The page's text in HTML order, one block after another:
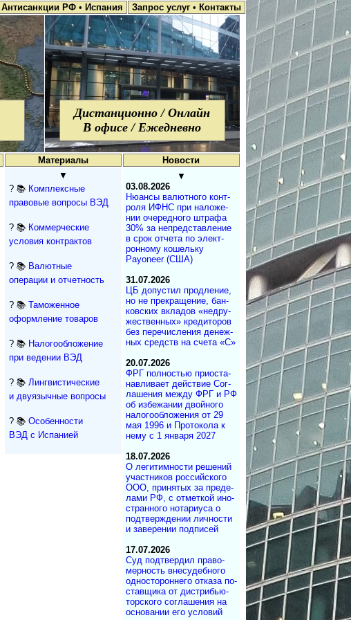
Антисанкции РФ • Испания Запрос услуг • Контакты
Дистанционно / Онлайн
В офисе / Ежедневно
Материалы Новости
▼
? 📚 Комплексные
правовые вопросы ВЭД
? 📚 Коммерческие
условия контрактов
? 📚 Валютные
операции и отчетность
? 📚 Таможенное
оформление товаров
? 📚 Налогообложение
при ведении ВЭД
? 📚 Лингвистические
и двуязычные вопросы
? 📚 Особенности
ВЭД с Испанией
▼
03.08.2026
Нюансы валют­но­го кон­т­
ро­ля ИФНС при на­ло­же­
нии оче­ре­д­но­го штра­фа
30% за не­пред­с­та­в­ле­ние
в срок от­че­та по эле­к­т­
рон­но­му ко­ше­ль­ку
Payoneer (США)
31.07.2026
ЦБ допустил продле­ние,
но не пре­кра­ще­ние, бан­
ков­ских вкла­дов «не­дру­
же­ст­вен­ных» кре­ди­то­ров
без пе­ре­чис­ле­ния де­не­ж­
ных средств на сче­та «С»
20.07.2026
ФРГ полностью при­ос­та­
на­в­ли­ва­ет дей­ст­вие Со­г­
ла­ше­ния меж­ду ФРГ и РФ
об из­бе­жа­нии двой­но­го
на­ло­го­об­ло­же­ния от 29
мая 1996 и Про­то­ко­ла к
нему с 1 ян­ва­ря 2027
18.07.2026
О легитимности ре­ше­ний
участ­ни­ков рос­сий­ско­го
ООО, при­ня­тых за пре­де­
ла­ми РФ, с от­мет­кой ино­
ст­ран­но­го но­та­ри­у­са о
под­т­вер­ж­де­нии лич­но­с­ти
и за­ве­ре­нии под­писей
17.07.2026
Суд под­твер­дил пра­во­
мер­ность вне­су­деб­ного
од­но­сто­рон­не­го от­ка­за по­
с­тав­щика от дист­ри­бь­ю­
тор­с­ко­го со­г­ла­ше­ния на
ос­но­ва­нии его ус­ло­вий